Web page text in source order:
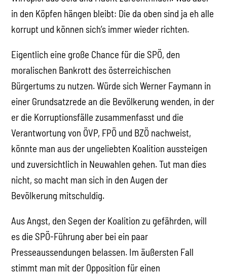
in den Köpfen hängen bleibt: Die da oben sind ja eh alle
korrupt und können sich’s immer wieder richten.
Eigentlich eine große Chance für die SPÖ, den
moralischen Bankrott des österreichischen
Bürgertums zu nutzen. Würde sich Werner Faymann in
einer Grundsatzrede an die Bevölkerung wenden, in der
er die Korruptionsfälle zusammenfasst und die
Verantwortung von ÖVP, FPÖ und BZÖ nachweist,
könnte man aus der ungeliebten Koalition aussteigen
und zuversichtlich in Neuwahlen gehen. Tut man dies
nicht, so macht man sich in den Augen der
Bevölkerung mitschuldig.
Aus Angst, den Segen der Koalition zu gefährden, will
es die SPÖ-Führung aber bei ein paar
Presseaussendungen belassen. Im äußersten Fall
stimmt man mit der Opposition für einen